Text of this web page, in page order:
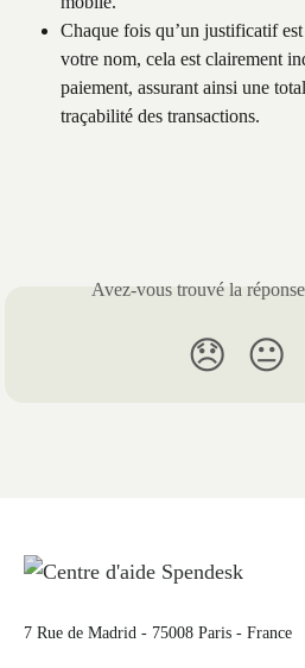
Chaque fois qu’un justificatif
votre nom, cela est clairement
paiement, assurant ainsi une
traçabilité des transactions.
Avez-vous trouvé la
😞 😐
7 Rue de Madrid - 75008 Paris - France